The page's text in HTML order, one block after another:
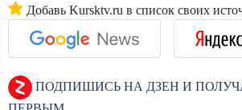
Добавь Kursktv.ru в список своих
ПОДПИШИСЬ НА ДЗЕН И